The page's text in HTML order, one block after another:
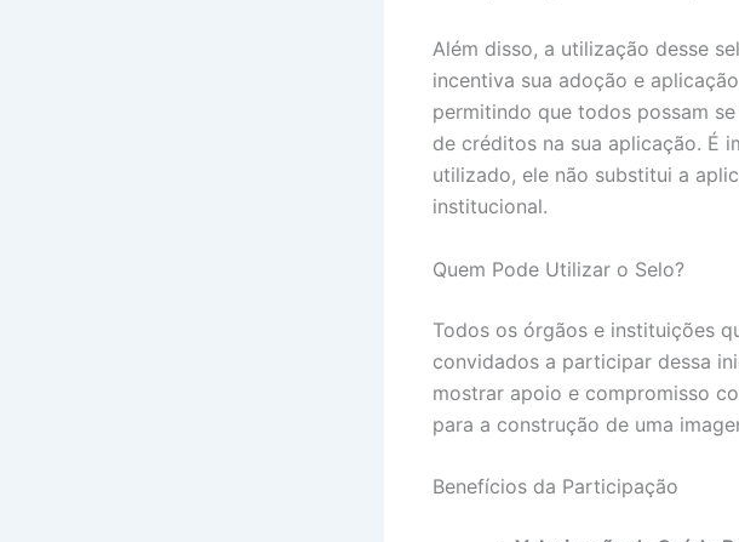
Além disso, a utilização desse
incentiva sua adoção e
permitindo que todos possam
de créditos na sua aplicação. É
utilizado, ele não substitui a
institucional.
Quem Pode Utilizar o Selo?
Todos os órgãos e instituições
convidados a participar dessa
mostrar apoio e compromisso
para a construção de uma
Benefícios da Participação